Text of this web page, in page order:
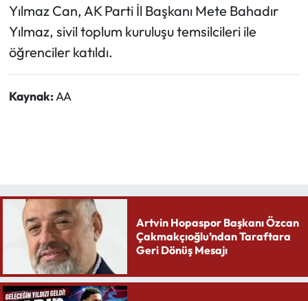
Yılmaz Can, AK Parti İl Başkanı Mete Bahadır
Yılmaz, sivil toplum kuruluşu temsilcileri ile
öğrenciler katıldı.
Kaynak:AA
Artvin Hopaspor Başkanı Özcan
Çakmakçıoğlu’ndan Taraftara
Geri Dönüş Mesajı